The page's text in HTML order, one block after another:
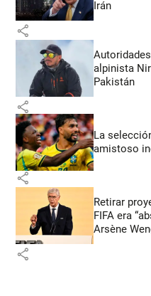
Irán
share
alpinista
Pakistán
share
La
amistoso
share
Retirar
FIFA era
Arsène
share